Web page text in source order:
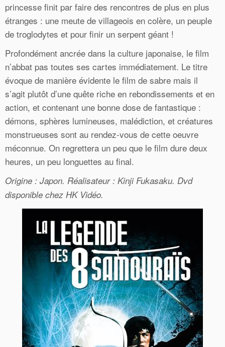
princesse finit par faire des rencontres de plus en plus
étranges : une meute de villageois en colère, un peuple
de troglodytes et pour finir un serpent géant !
Profondément ancrée dans la culture japonaise, le film
n’abbat pas toutes ses cartes immédiatement. Le titre
évoque de manière évidente le film de sabre mais il
s’agit plutôt d’une quête riche en rebondissements et en
action, et contenant une bonne dose de fantastique :
démons, sphères lumineuses, malédiction, et créatures
monstrueuses sont au rendez-vous de cette oeuvre
méconnue. On regrettera un peu que le film dure deux
heures, un peu longuettes au final.
Origine : Japon. Réalisateur : Kinji Fukasaku. Dvd
disponible chez HK Vidéo.